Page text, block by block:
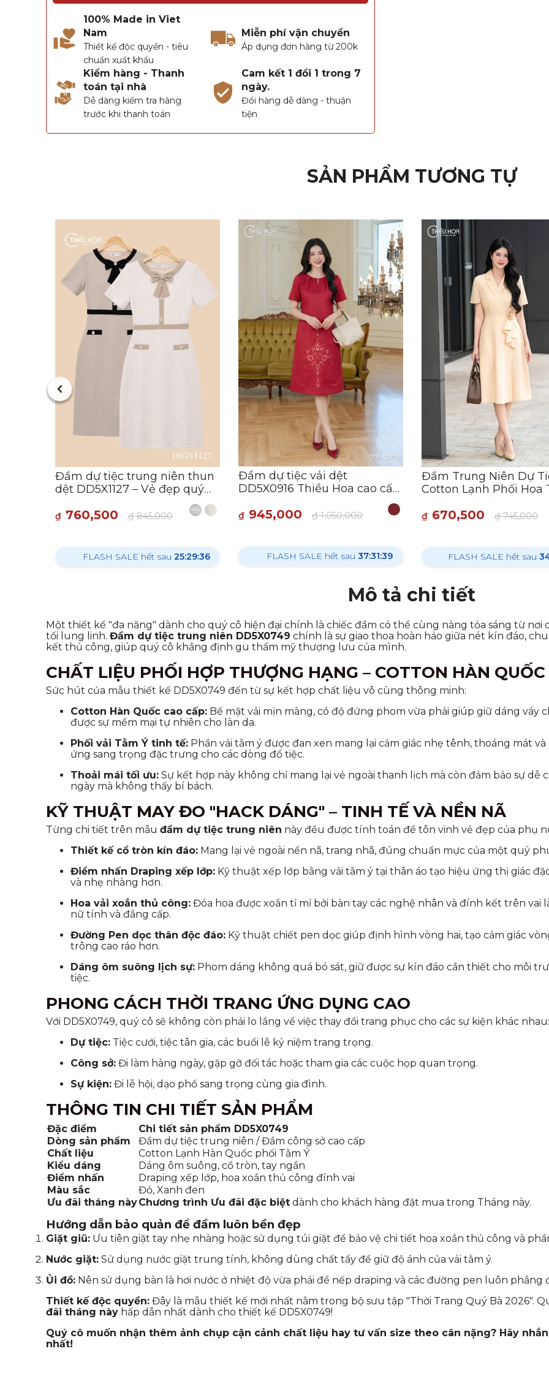
100% Made in Viet
Nam
Thiết kế độc quyền - tiêu
chuẩn xuất khẩu
Miễn phí vận chuyển
Áp dụng đơn hàng từ 200k
Kiểm hàng - Thanh
toán tại nhà
Dễ dàng kiểm tra hàng
trước khi thanh toán
Cam kết 1 đổi 1 trong 7
ngày.
Đổi hàng dễ dàng - thuận
tiện
SẢN PHẨM TƯƠNG TỰ
Đầm dự tiệc trung niên thun
dệt DD5X1127 – Vẻ đẹp quý
₫ 760,500 ₫845,000
FLASH SALE hết sau 25:29:35
Đầm dự tiệc vải dệt
DD5X0916 Thiều Hoa cao cấp,
₫ 945,000 ₫1,050,000
FLASH SALE hết sau 37:31:38
Đầm Trung Niên Dự
Cotton Lạnh Phối Hoa
- Thương hiệu Thiều
₫ 670,500 ₫745,000
FLASH SALE hết sau
Mô tả chi tiết
Một thiết kế "đa năng" dành cho quý cô hiện đại chính là chiếc đầm có thể cùng nàng tỏa sáng từ
tối lung linh. Đầm dự tiệc trung niên DD5X0749 chính là sự giao thoa hoàn hảo giữa nét kín đáo,
kết thủ công, giúp quý cô khẳng định gu thẩm mỹ thượng lưu của mình.
CHẤT LIỆU PHỐI HỢP THƯỢNG HẠNG – COTTON HÀN
Sức hút của mẫu thiết kế DD5X0749 đến từ sự kết hợp chất liệu vô cùng thông minh:
Cotton Hàn Quốc cao cấp: Bề mặt vải mịn màng, có độ đứng phom vừa phải giúp giữ dáng váy
được sự mềm mại tự nhiên cho làn da.
Phối vải Tằm Ý tinh tế: Phần vải tằm ý được đan xen mang lại cảm giác nhẹ tênh, thoáng mát
ứng sang trọng đặc trưng cho các dòng đồ tiệc.
Thoải mái tối ưu: Sự kết hợp này không chỉ mang lại vẻ ngoài thanh lịch mà còn đảm bảo sự
ngày mà không thấy bí bách.
KỸ THUẬT MAY ĐO "HACK DÁNG" – TINH TẾ VÀ NỀN NÃ
Từng chi tiết trên mẫu đầm dự tiệc trung niên này đều được tính toán để tôn vinh vẻ đẹp của phụ
Thiết kế cổ tròn kín đáo: Mang lại vẻ ngoài nền nã, trang nhã, đúng chuẩn mực của một quý
Điểm nhấn Draping xếp lớp: Kỹ thuật xếp lớp bằng vải tằm ý tại thân áo tạo hiệu ứng thị giác
và nhẹ nhàng hơn.
Hoa vải xoắn thủ công: Đóa hoa được xoắn tỉ mỉ bởi bàn tay các nghệ nhân và đính kết trên
nữ tính và đẳng cấp.
Đường Pen dọc thân độc đáo: Kỹ thuật chiết pen dọc giúp định hình vòng hai, tạo cảm giác
trông cao ráo hơn.
Dáng ôm suông lịch sự: Phom dáng không quá bó sát, giữ được sự kín đáo cần thiết cho môi
tiệc.
PHONG CÁCH THỜI TRANG ỨNG DỤNG CAO
Với DD5X0749, quý cô sẽ không còn phải lo lắng về việc thay đổi trang phục cho các sự kiện khác nhau:
Dự tiệc: Tiệc cưới, tiệc tân gia, các buổi lễ kỷ niệm trang trọng.
Công sở: Đi làm hàng ngày, gặp gỡ đối tác hoặc tham gia các cuộc họp quan trọng.
Sự kiện: Đi lễ hội, dạo phố sang trọng cùng gia đình.
THÔNG TIN CHI TIẾT SẢN PHẨM
Đặc điểm
Chi tiết sản phẩm DD5X0749
Dòng sản phẩm
Đầm dự tiệc trung niên / Đầm công sở cao cấp
Chất liệu
Cotton Lạnh Hàn Quốc phối Tằm Ý
Kiểu dáng
Dáng ôm suông, cổ tròn, tay ngắn
Điểm nhấn
Draping xếp lớp, hoa xoắn thủ công đính vai
Màu sắc
Đỏ, Xanh đen
Ưu đãi tháng nàyChương trình Ưu đãi đặc biệt dành cho khách hàng đặt mua trong Tháng này.
Hướng dẫn bảo quản để đầm luôn bền đẹp
Giặt giũ: Ưu tiên giặt tay nhẹ nhàng hoặc sử dụng túi giặt để bảo vệ chi tiết hoa xoắn thủ công và
Nước giặt: Sử dụng nước giặt trung tính, không dùng chất tẩy để giữ độ ánh của vải tằm ý.
Ủi đồ: Nên sử dụng bàn là hơi nước ở nhiệt độ vừa phải để nếp draping và các đường pen luôn phẳng
Thiết kế độc quyền: Đây là mẫu thiết kế mới nhất nằm trong bộ sưu tập "Thời Trang Quý Bà 2026".
đãi tháng này hấp dẫn nhất dành cho thiết kế DD5X0749!
Quý cô muốn nhận thêm ảnh chụp cận cảnh chất liệu hay tư vấn size theo cân nặng? Hãy
nhất!